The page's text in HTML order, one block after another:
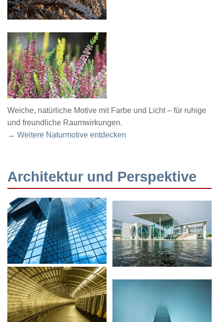
Weiche, natürliche Motive mit Farbe und Licht – für ruhige
und freundliche Raumwirkungen.
→ Weitere Naturmotive entdecken
Architektur und Perspektive